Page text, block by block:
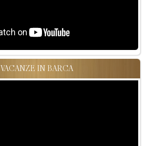
VACANZE IN BARCA